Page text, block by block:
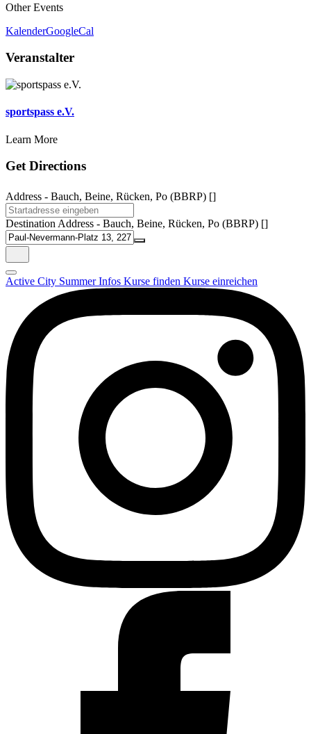
Other Events
KalenderGoogleCal
Veranstalter
sportspass e.V.
Learn More
Get Directions
Address - Bauch, Beine, Rücken, Po (BBRP) []
Destination Address - Bauch, Beine, Rücken, Po (BBRP) []
Active City SummerInfos Kurse finden Kurse einreichen